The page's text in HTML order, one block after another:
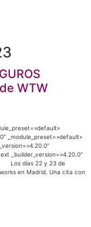
WTW
_module_preset=»default»
_builder_version=»4.20.0″
Los días 22 y 23 de
en Madrid. Una cita con